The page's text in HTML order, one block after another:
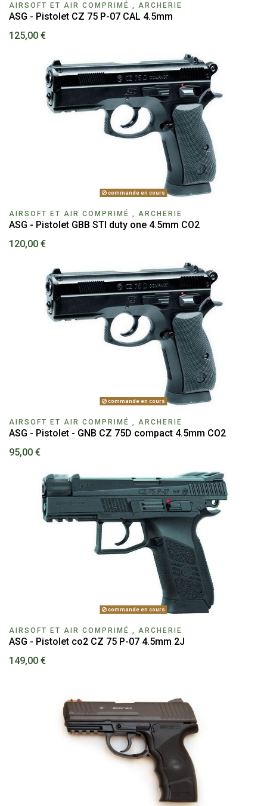
AIRSOFT ET AIR COMPRIMÉ , ARCHERIE
ASG - Pistolet CZ 75 P-07 CAL 4.5mm
125,00 €
commande en cours
AIRSOFT ET AIR COMPRIMÉ , ARCHERIE
ASG - Pistolet GBB STI duty one 4.5mm CO2
120,00 €
commande en cours
AIRSOFT ET AIR COMPRIMÉ , ARCHERIE
ASG - Pistolet - GNB CZ 75D compact 4.5mm CO2
95,00 €
commande en cours
AIRSOFT ET AIR COMPRIMÉ , ARCHERIE
ASG - Pistolet co2 CZ 75 P-07 4.5mm 2J
149,00 €